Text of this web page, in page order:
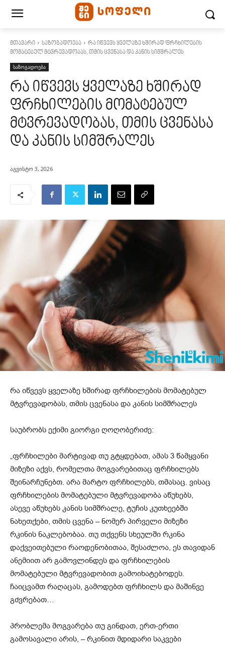
მთავარი საზოგადოება
რა იწვევს ყველაზე ხშირად ფრჩხილების
მომატებულ მტვრევადობას, თმის ცვენასა და კანის სიმშრალეს
საზოგადოება
რა იწვევს ყველაზე ხშირად
ფრჩხილების მომატებულ
მტვრევადობას, თმის ცვენასა
და კანის სიმშრალეს
აგვისტო 3, 2026
რა იწვევს ყველაზე ხშირად ფრჩხილების მომატებულ
მტვრევადობას, თმის ცვენასა და კანის სიმშრალეს
საუბრობს ექიმი გიორგი ღოღობერიძე:
„ფრჩხილები მარტივად თუ გტყდებათ, ამას 3 წამყვანი
მიზეზი აქვს, რომელთა მოგვარებითაც ფრჩხილებს
შეინარჩუნებთ. არა მარტო ფრჩხილებს, თმასაც. ვისაც
ფრჩხილების მომატებული მტვრევადობა აწუხებს,
ასევე აწუხებს კანის სიმშრალე, ტუჩის კუთხეებში
ნახეთქები, თმის ცვენა – ნომერ პირველი მიზეზი
რკინის ნაკლებობაა. თუ თქვენს სხეულში რკინა
დაქვეითებული რაოდენობითაა, შესაძლოა, ეს თავიდან
ანემიით არ გამოვლინდეს და ფრჩხილების
მომატებული მტვრევადობით გამოიხატებოდეს.
ჩაიცვამთ რაღაცას, გამოდებთ ფრჩხილს და მაშინვე
გძვრებათ…
პრობლემა მოგვარება თუ გინდათ, ერთ-ერთი
გამოსავალი არის, – რკინით მდიდარი საკვები